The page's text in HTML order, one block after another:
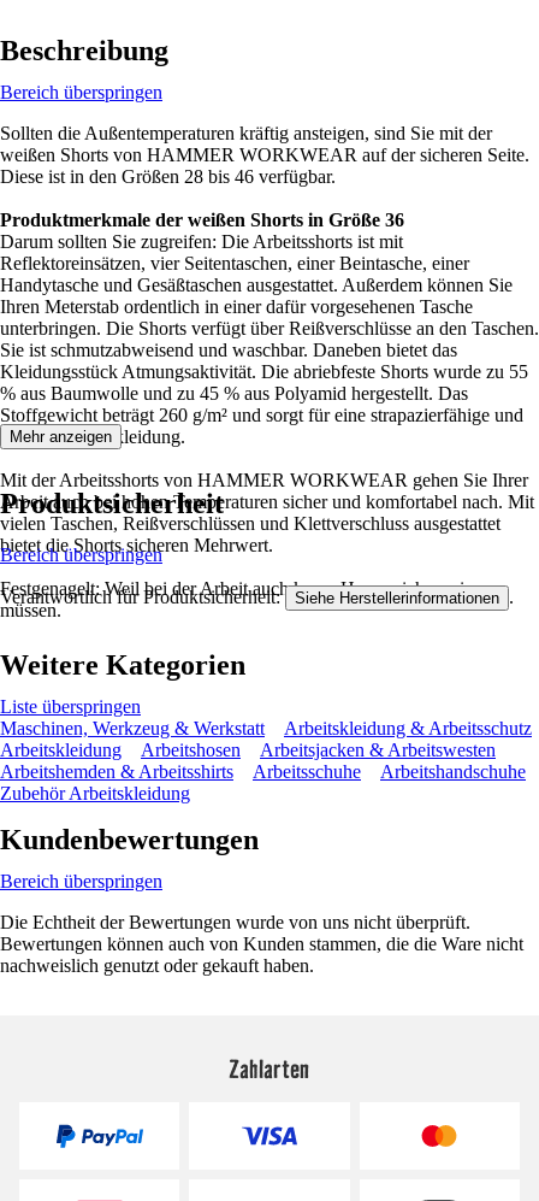
Beschreibung
Bereich überspringen
Sollten die Außentemperaturen kräftig ansteigen, sind Sie mit der
weißen Shorts von HAMMER WORKWEAR auf der sicheren Seite.
Diese ist in den Größen 28 bis 46 verfügbar.
Produktmerkmale der weißen Shorts in Größe 36
Darum sollten Sie zugreifen: Die Arbeitsshorts ist mit
Reflektoreinsätzen, vier Seitentaschen, einer Beintasche, einer
Handytasche und Gesäßtaschen ausgestattet. Außerdem können Sie
Ihren Meterstab ordentlich in einer dafür vorgesehenen Tasche
unterbringen. Die Shorts verfügt über Reißverschlüsse an den Taschen.
Sie ist schmutzabweisend und waschbar. Daneben bietet das
Kleidungsstück Atmungsaktivität. Die abriebfeste Shorts wurde zu 55
% aus Baumwolle und zu 45 % aus Polyamid hergestellt. Das
Stoffgewicht beträgt 260 g/m² und sorgt für eine strapazierfähige und
robuste Arbeitskleidung.
Mit der Arbeitsshorts von HAMMER WORKWEAR gehen Sie Ihrer
Arbeit auch bei hohen Temperaturen sicher und komfortabel nach. Mit
vielen Taschen, Reißverschlüssen und Klettverschluss ausgestattet
bietet die Shorts sicheren Mehrwert.
Festgenagelt: Weil bei der Arbeit auch kurze Hosen sicher sein
müssen.
Mehr anzeigen
Produktsicherheit
Bereich überspringen
Verantwortlich für Produktsicherheit: Siehe Herstellerinformationen .
Weitere Kategorien
Liste überspringen
Maschinen, Werkzeug & Werkstatt
Arbeitskleidung & Arbeitsschutz
Arbeitskleidung
Arbeitshosen
Arbeitsjacken & Arbeitswesten
Arbeitshemden & Arbeitsshirts
Arbeitsschuhe
Arbeitshandschuhe
Zubehör Arbeitskleidung
Kundenbewertungen
Bereich überspringen
Die Echtheit der Bewertungen wurde von uns nicht überprüft.
Bewertungen können auch von Kunden stammen, die die Ware nicht
nachweislich genutzt oder gekauft haben.
Zahlarten